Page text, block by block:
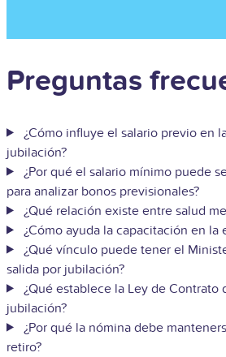
Preguntas
¿Cómo influye el salario previo en
jubilación?
¿Por qué el salario mínimo puede
para analizar bonos previsionales?
¿Qué relación existe entre salud
¿Cómo ayuda la capacitación en la
¿Qué vínculo puede tener el
salida por jubilación?
¿Qué establece la Ley de Contrato
jubilación?
¿Por qué la nómina debe
retiro?